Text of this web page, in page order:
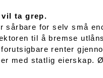
vil ta grep.
sårbare for selv små
til å bremse
renter
med statlig eierskap.